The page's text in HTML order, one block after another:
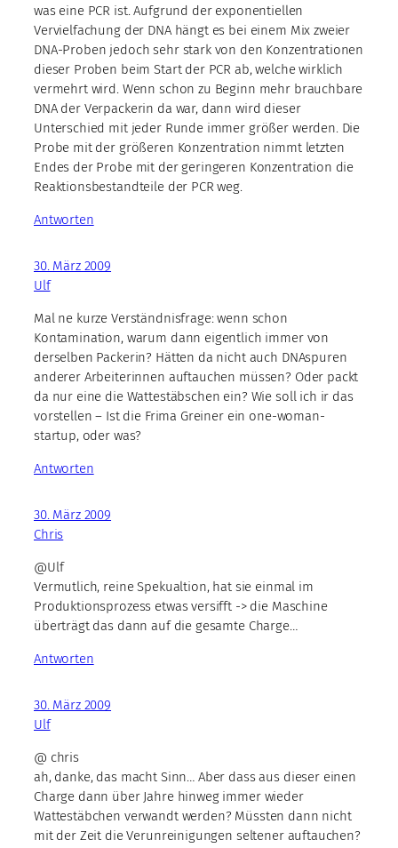
was eine PCR ist. Aufgrund der exponentiellen
Vervielfachung der DNA hängt es bei einem Mix zweier
DNA-Proben jedoch sehr stark von den Konzentrationen
dieser Proben beim Start der PCR ab, welche wirklich
vermehrt wird. Wenn schon zu Beginn mehr brauchbare
DNA der Verpackerin da war, dann wird dieser
Unterschied mit jeder Runde immer größer werden. Die
Probe mit der größeren Konzentration nimmt letzten
Endes der Probe mit der geringeren Konzentration die
Reaktionsbestandteile der PCR weg.
Antworten
30. März 2009
Ulf
Mal ne kurze Verständnisfrage: wenn schon
Kontamination, warum dann eigentlich immer von
derselben Packerin? Hätten da nicht auch DNAspuren
anderer Arbeiterinnen auftauchen müssen? Oder packt
da nur eine die Wattestäbschen ein? Wie soll ich ir das
vorstellen – Ist die Frima Greiner ein one-woman-
startup, oder was?
Antworten
30. März 2009
Chris
@Ulf
Vermutlich, reine Spekualtion, hat sie einmal im
Produktionsprozess etwas versifft -> die Maschine
überträgt das dann auf die gesamte Charge…
Antworten
30. März 2009
Ulf
@ chris
ah, danke, das macht Sinn… Aber dass aus dieser einen
Charge dann über Jahre hinweg immer wieder
Wattestäbchen verwandt werden? Müssten dann nicht
mit der Zeit die Verunreinigungen seltener auftauchen?